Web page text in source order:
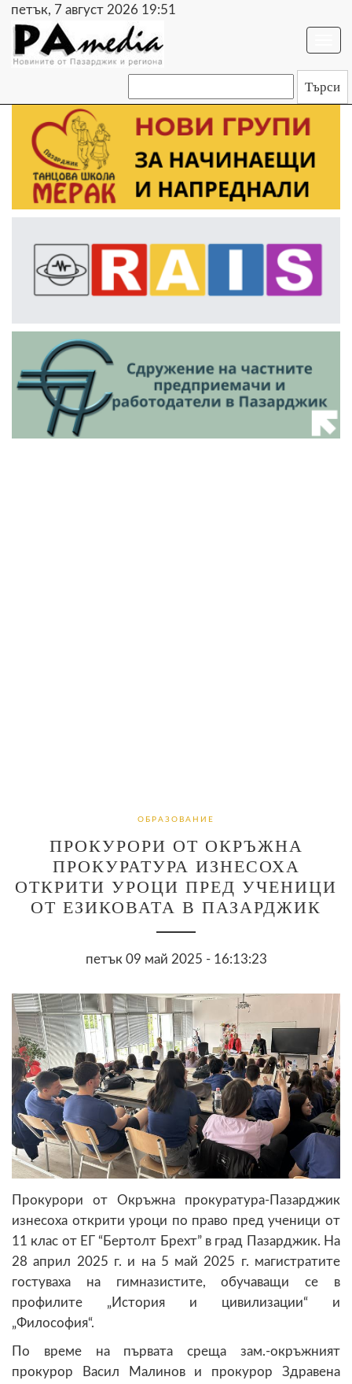
петък, 7 август 2026 19:51
ОБРАЗОВАНИЕ
ПРОКУРОРИ ОТ ОКРЪЖНА
ПРОКУРАТУРА ИЗНЕСОХА
ОТКРИТИ УРОЦИ ПРЕД УЧЕНИЦИ
ОТ ЕЗИКОВАТА В ПАЗАРДЖИК
петък 09 май 2025 - 16:13:23
Прокурори от Окръжна прокуратура-Пазарджик
изнесоха открити уроци по право пред ученици от
11 клас от ЕГ “Бертолт Брехт” в град Пазарджик. На
28 април 2025 г. и на 5 май 2025 г. магистратите
гостуваха на гимназистите, обучаващи се в
профилите „История и цивилизации“ и
„Философия“.
По време на първата среща зам.-окръжният
прокурор Васил Малинов и прокурор Здравена